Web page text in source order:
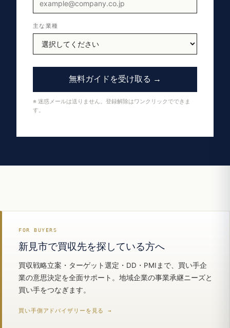
主な業種
無料ガイドを受け取る →
※ 迷惑メールは送りません。登録解除はワンクリックでできま
す。
FOR BUYERS
新見市で買収先を探している方へ
買収戦略立案・ターゲット選定・DD・PMIまで、買い手企
業の意思決定を全面サポート。地域企業の事業承継ニーズと
買い手をつなぎます。
買い手側アドバイザリーを見る →